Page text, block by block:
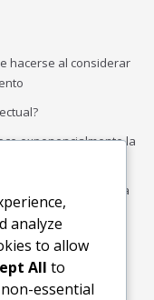
hacerse al considerar
exponencialmente la
para los canales. La
analyze
to allow
All to
essential